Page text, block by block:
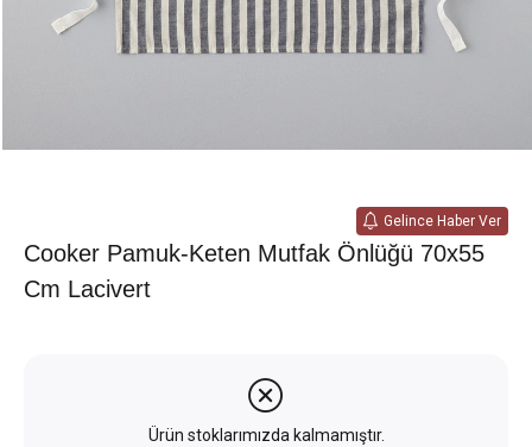
Gelince Haber Ver
Cooker Pamuk-Keten Mutfak Önlüğü 70x55
Cm Lacivert
Ürün stoklarımızda kalmamıştır.